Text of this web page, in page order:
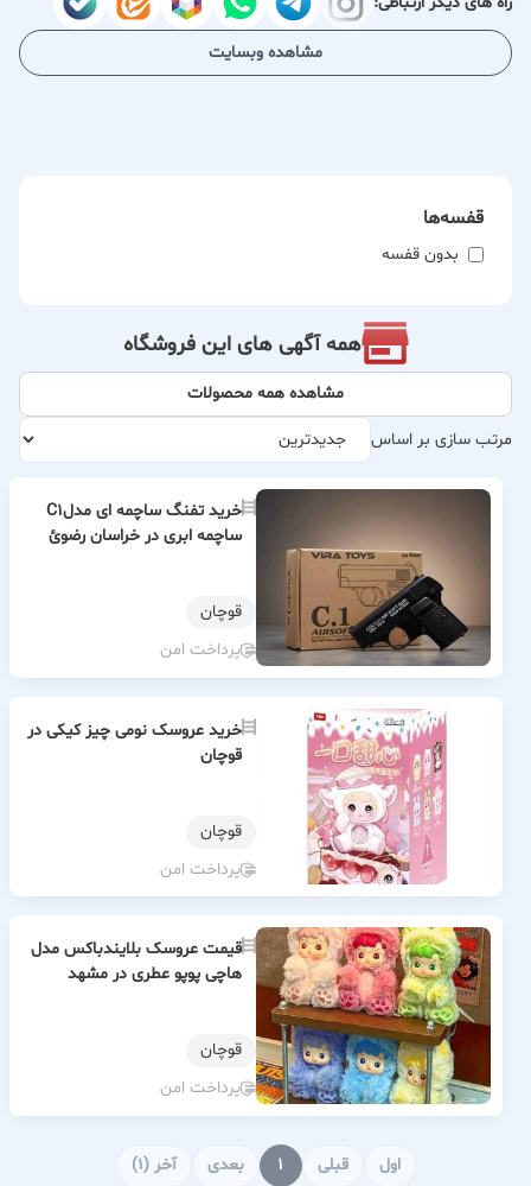
مشاهده وبسایت
قفسه‌ها
بدون قفسه
همه آگهی های این فروشگاه
مشاهده همه محصولات
مرتب سازی بر اساس
خرید تفنگ ساچمه ای مدلC1
ساچمه ابری در خراسان رضوئ
قوچان
پرداخت امن
خرید عروسک نومی چیز کیکی در
قوچان
قوچان
پرداخت امن
قیمت عروسک بلایندباکس مدل
هاچی پوپو عطری در مشهد
قوچان
پرداخت امن
اول قبلی 1 بعدی آخر (1)